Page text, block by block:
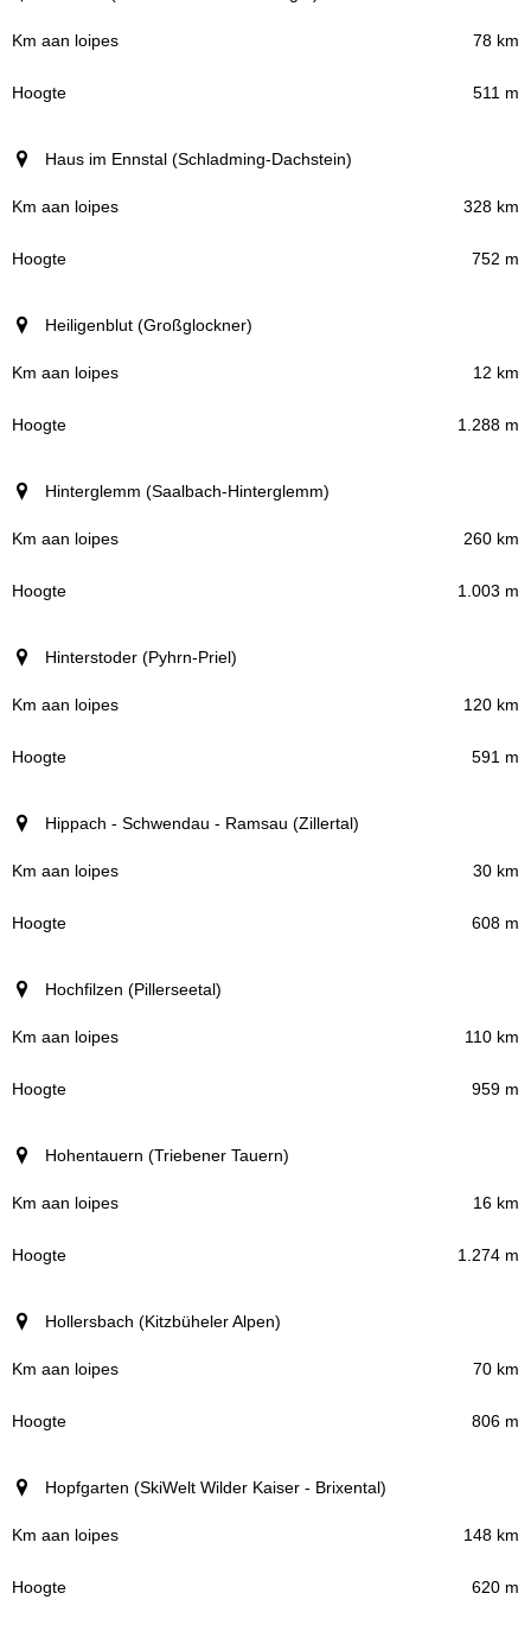
78 km
511 m
Haus im Ennstal (Schladming-Dachstein)
328 km
752 m
Heiligenblut (Großglockner)
12 km
1.288 m
Hinterglemm (Saalbach-Hinterglemm)
260 km
1.003 m
Hinterstoder (Pyhrn-Priel)
120 km
591 m
Hippach - Schwendau - Ramsau (Zillertal)
30 km
608 m
Hochfilzen (Pillerseetal)
110 km
959 m
Hohentauern (Triebener Tauern)
16 km
1.274 m
Hollersbach (Kitzbüheler Alpen)
70 km
806 m
Hopfgarten (SkiWelt Wilder Kaiser - Brixental)
148 km
620 m